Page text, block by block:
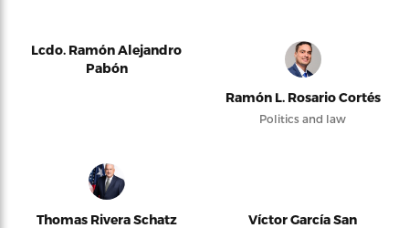
Lcdo. Ramón Alejandro
Pabón
Ramón L. Rosario Cortés
Politics and law
Thomas Rivera Schatz
Víctor García San